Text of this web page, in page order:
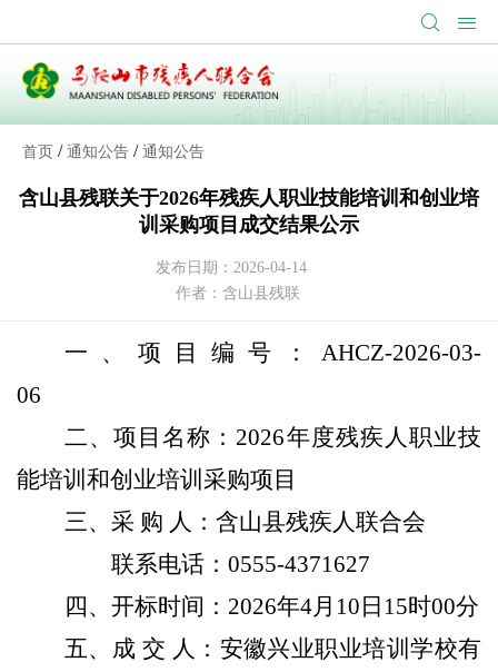
首页 / 通知公告 / 通知公告
含山县残联关于2026年残疾人职业技能培训和创业培
训采购项目成交结果公示
发布日期：2026-04-14
作者：含山县残联
一、项目编号： AHCZ-2026-03-
06
二、项目名称： 2026年度残疾人职业技
能培训和创业培训采购项目
三、采 购 人：含山县残疾人联合会
联系电话： 0555-4371627
四、开标时间： 2026年4月 10 日 15时00分
五、成 交 人：安徽兴业职业培训学校有